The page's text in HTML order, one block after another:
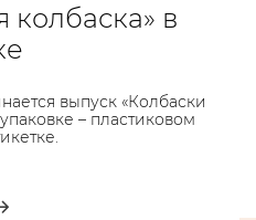
колбаска» в
выпуск «Колбаски
– пластиковом